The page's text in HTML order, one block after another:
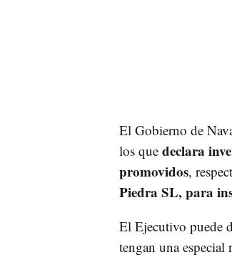
El Gobierno de
los que declara
promovidos,
Piedra SL, para
El Ejecutivo puede
tengan una